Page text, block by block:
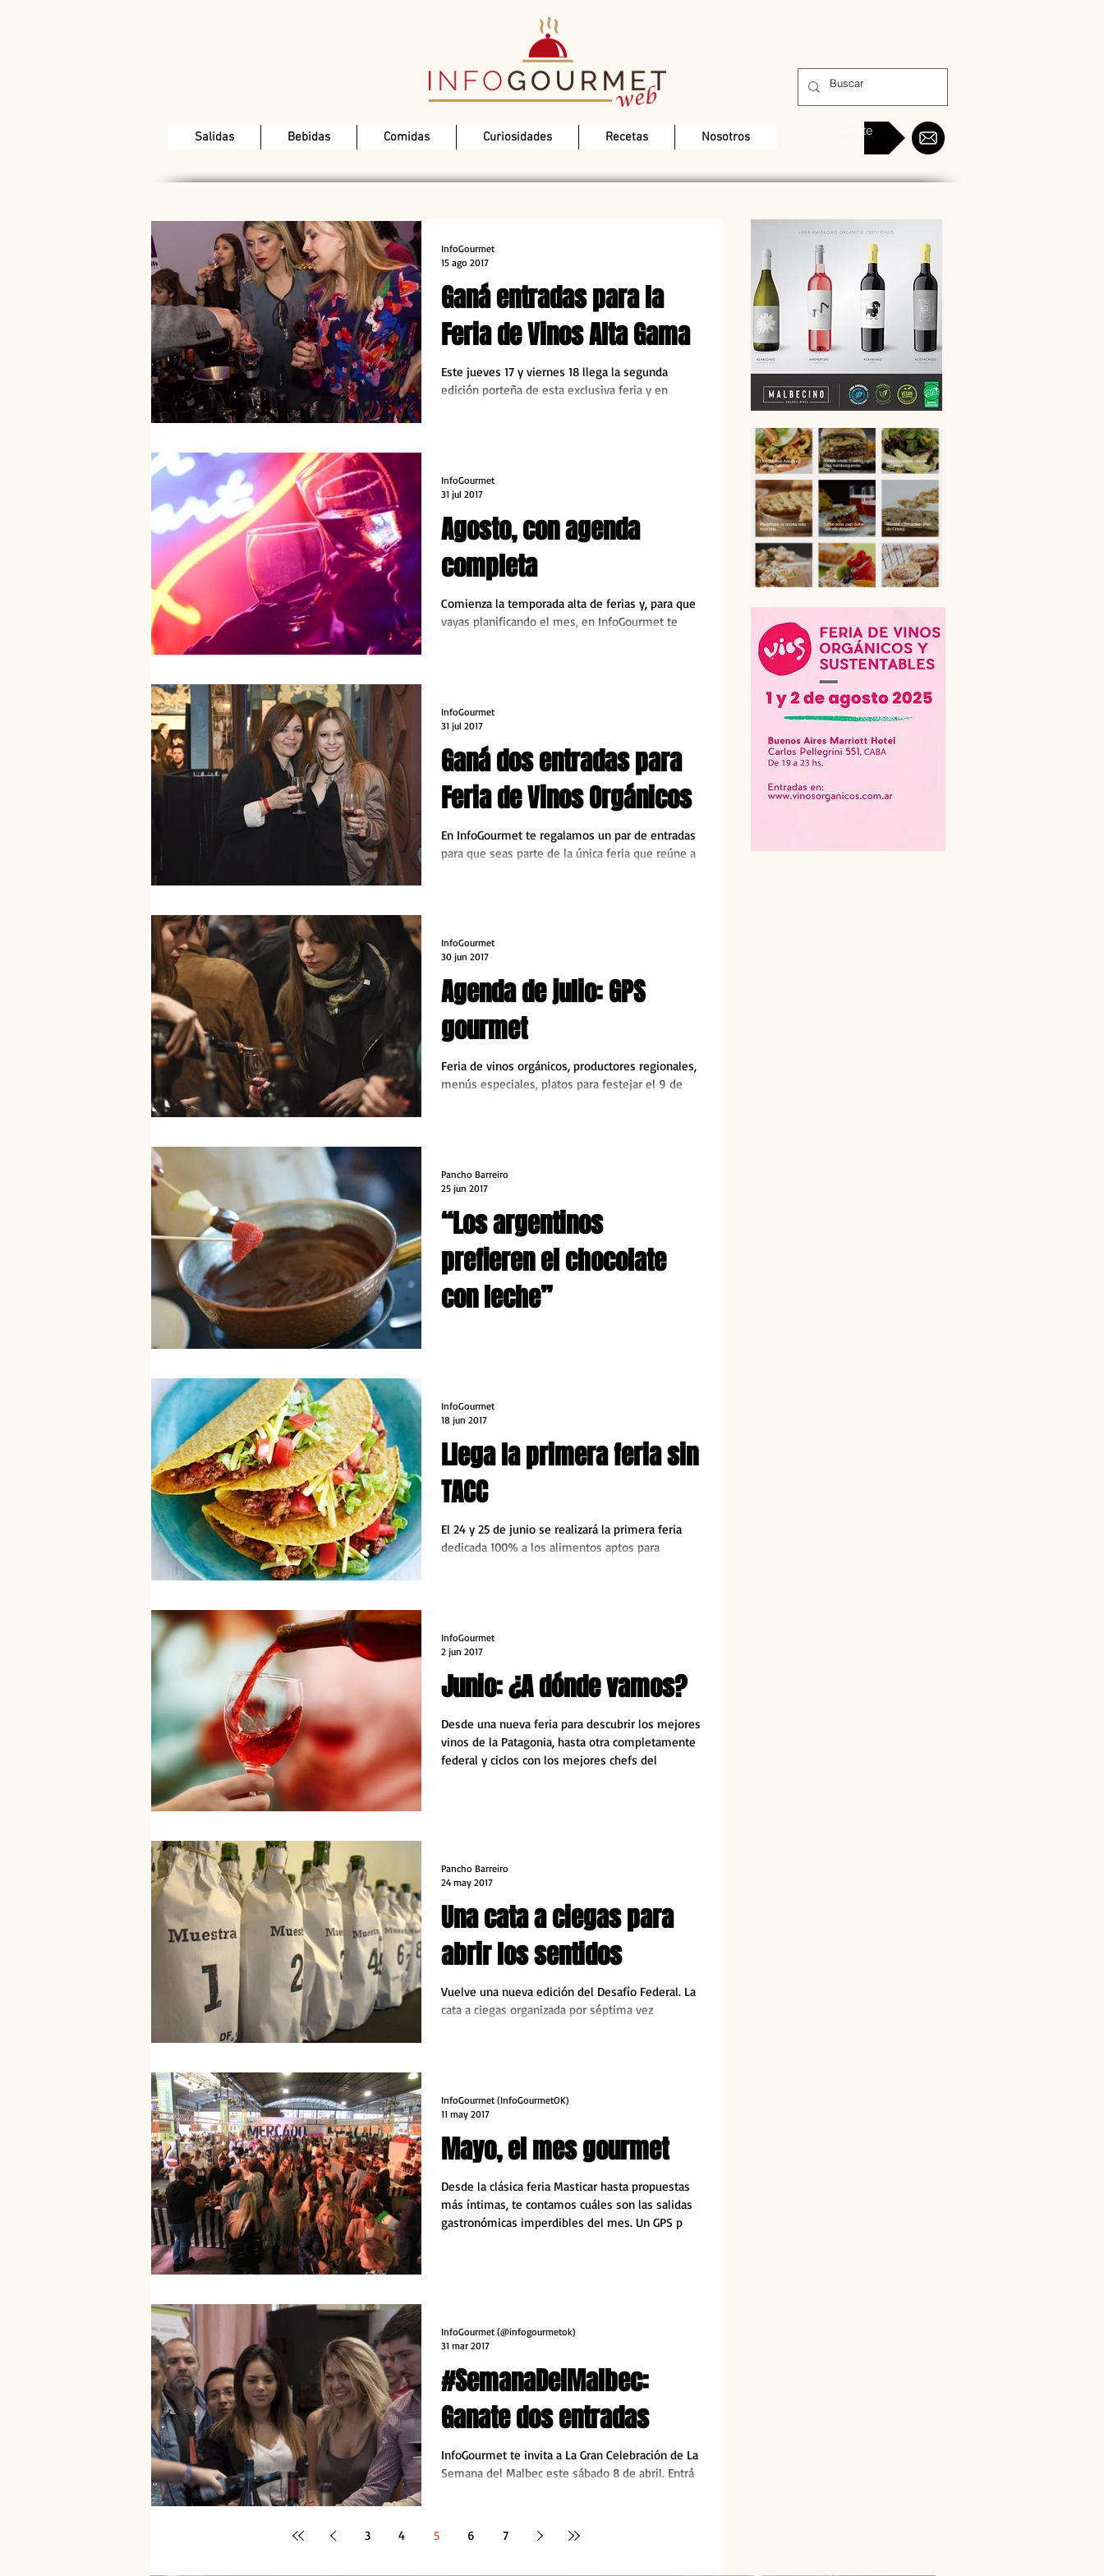
Salidas Bebidas Comidas Curiosidades Recetas Nosotros Sumate
Ganá entradas para la
Feria de Vinos Alta Gama
Este jueves 17 y viernes 18 llega la segunda
edición porteña de esta exclusiva feria y en
InfoGourmet
15 ago 2017
Agosto, con agenda
completa
Comienza la temporada alta de ferias y, para que
vayas planificando el mes, en InfoGourmet te
InfoGourmet
31 jul 2017
Ganá dos entradas para
Feria de Vinos Orgánicos
En InfoGourmet te regalamos un par de entradas
para que seas parte de la única feria que reúne a
InfoGourmet
31 jul 2017
Agenda de julio: GPS
gourmet
Feria de vinos orgánicos, productores regionales,
menús especiales, platos para festejar el 9 de
InfoGourmet
30 jun 2017
“Los argentinos
prefieren el chocolate
con leche”
Pancho Barreiro
25 jun 2017
Llega la primera feria sin
TACC
El 24 y 25 de junio se realizará la primera feria
dedicada 100% a los alimentos aptos para
InfoGourmet
18 jun 2017
Junio: ¿A dónde vamos?
Desde una nueva feria para descubrir los mejores
vinos de la Patagonia, hasta otra completamente
federal y ciclos con los mejores chefs del
InfoGourmet
2 jun 2017
Una cata a ciegas para
abrir los sentidos
Vuelve una nueva edición del Desafío Federal. La
cata a ciegas organizada por séptima vez
Pancho Barreiro
24 may 2017
Mayo, el mes gourmet
Desde la clásica feria Masticar hasta propuestas
más íntimas, te contamos cuáles son las salidas
gastronómicas imperdibles del mes. Un GPS p
InfoGourmet (InfoGourmetOK)
11 may 2017
#SemanaDelMalbec:
Ganate dos entradas
InfoGourmet te invita a La Gran Celebración de La
Semana del Malbec este sábado 8 de abril. Entrá
InfoGourmet (@infogourmetok)
31 mar 2017
3 4 5 6 7